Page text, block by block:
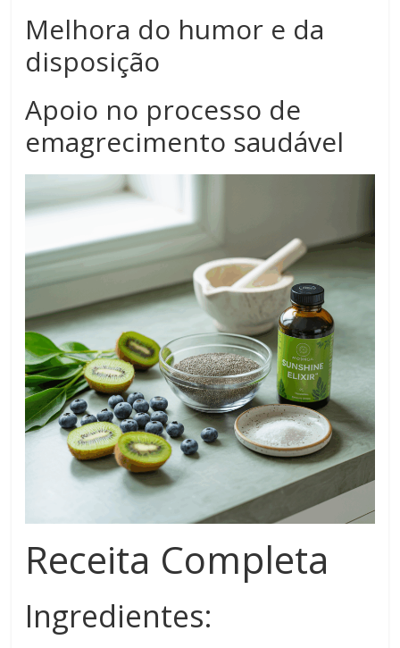
Melhora do humor e da
disposição
Apoio no processo de
emagrecimento saudável
Receita Completa
Ingredientes: